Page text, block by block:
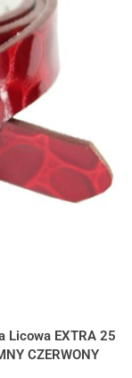
Licowa EXTRA 25
CZERWONY